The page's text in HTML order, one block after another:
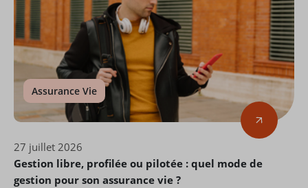
Assurance Vie
27 juillet 2026
Gestion libre, profilée ou pilotée : quel mode de
gestion pour son assurance vie ?